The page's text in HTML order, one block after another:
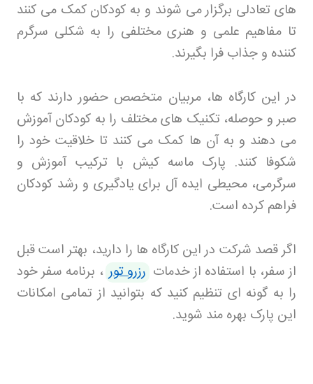
های تعادلی برگزار می شوند و به کودکان کمک می کنند
تا مفاهیم علمی و هنری مختلفی را به شکلی سرگرم
کننده و جذاب فرا بگیرند.
در این کارگاه ها، مربیان متخصص حضور دارند که با
صبر و حوصله، تکنیک های مختلف را به کودکان آموزش
می دهند و به آن ها کمک می کنند تا خلاقیت خود را
شکوفا کنند. پارک ماسه کیش با ترکیب آموزش و
سرگرمی، محیطی ایده آل برای یادگیری و رشد کودکان
فراهم کرده است.
اگر قصد شرکت در این کارگاه ها را دارید، بهتر است قبل
از سفر، با استفاده از خدمات رزرو تور ، برنامه سفر خود
را به گونه ای تنظیم کنید که بتوانید از تمامی امکانات
این پارک بهره مند شوید.